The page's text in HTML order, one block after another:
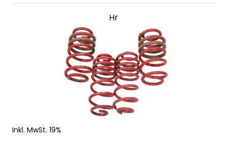
Hr
Inkl. MwSt. 19%